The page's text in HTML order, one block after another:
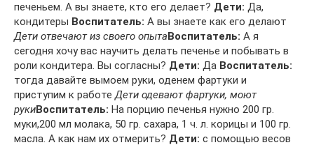
печеньем. А вы знаете, кто его делает? Дети: Да,
кондитеры Воспитатель: А вы знаете как его делают
Дети отвечают из своего опытаВоспитатель: А я
сегодня хочу вас научить делать печенье и побывать в
роли кондитера. Вы согласны? Дети: Да Воспитатель:
тогда давайте вымоем руки, оденем фартуки и
приступим к работеДети одевают фартуки, моют
рукиВоспитатель: На порцию печенья нужно 200 гр.
муки,200 мл молака, 50 гр. сахара, 1 ч. л. корицы и 100 гр.
масла. А как нам их отмерить? Дети: с помощью весов